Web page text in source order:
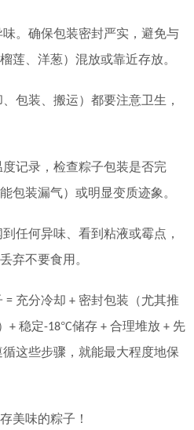
。确保包装密封严实，避免与
莲、洋葱）混放或靠近存放。
包装、搬运）都要注意卫生，
记录，检查粽子包装是否完
包装漏气）或明显变质迹象。
任何异味、看到粘液或霉点，
弃不要食用。
= 充分冷却 + 密封包装（尤其推
+ 稳定-18°C储存 + 合理堆放 + 先
循这些步骤，就能最大程度地保
美味的粽子！